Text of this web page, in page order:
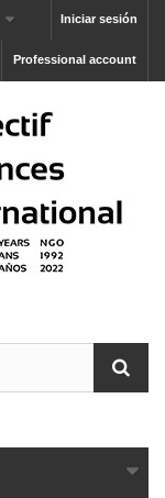
Iniciar sesión
Professional account